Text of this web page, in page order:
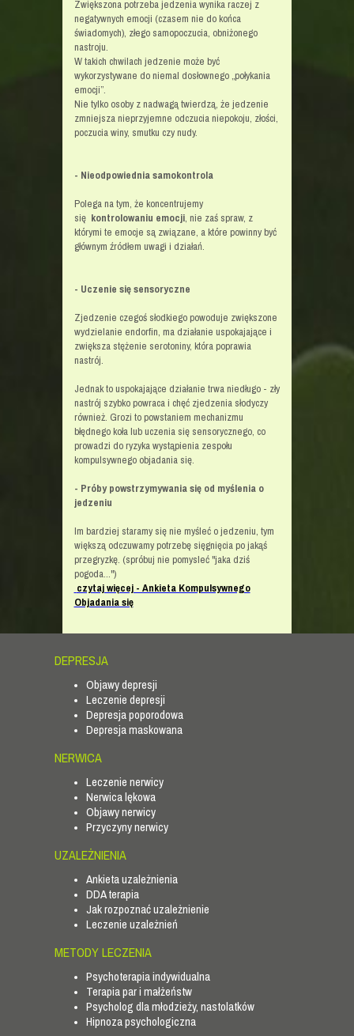
Zwiększona potrzeba jedzenia wynika raczej z
negatywnych emocji (czasem nie do końca
świadomych), złego samopoczucia, obniżonego
nastroju.
W takich chwilach jedzenie może być
wykorzystywane do niemal dosłownego „połykania
emocji”.
Nie tylko osoby z nadwagą twierdzą, że jedzenie
zmniejsza nieprzyjemne odczucia niepokoju, złości,
poczucia winy, smutku czy nudy.
- Nieodpowiednia samokontrola
Polega na tym, że koncentrujemy
się kontrolowaniu emocji, nie zaś spraw, z
którymi te emocje są związane, a które powinny być
głównym źródłem uwagi i działań.
- Uczenie się sensoryczne
Zjedzenie czegoś słodkiego powoduje zwiększone
wydzielanie endorfin, ma działanie uspokajające i
zwiększa stężenie serotoniny, która poprawia
nastrój.
Jednak to uspokajające działanie trwa niedługo - zły
nastrój szybko powraca i chęć zjedzenia słodyczy
również. Grozi to powstaniem mechanizmu
błędnego koła lub uczenia się sensorycznego, co
prowadzi do ryzyka wystąpienia zespołu
kompulsywnego objadania się.
- Próby powstrzymywania się od myślenia o
jedzeniu
Im bardziej staramy się nie myśleć o jedzeniu, tym
większą odczuwamy potrzebę sięgnięcia po jakąś
przegryzkę. (spróbuj nie pomysleć "jaka dziś
pogoda...")
czytaj więcej - Ankieta Kompulsywnego
Objadania się
DEPRESJA
Objawy depresji
Leczenie depresji
Depresja poporodowa
Depresja maskowana
NERWICA
Leczenie nerwicy
Nerwica lękowa
Objawy nerwicy
Przyczyny nerwicy
UZALEŻNIENIA
Ankieta uzależnienia
DDA terapia
Jak rozpoznać uzależnienie
Leczenie uzależnień
METODY LECZENIA
Psychoterapia indywidualna
Terapia par i małżeństw
Psycholog dla młodzieży, nastolatków
Hipnoza psychologiczna